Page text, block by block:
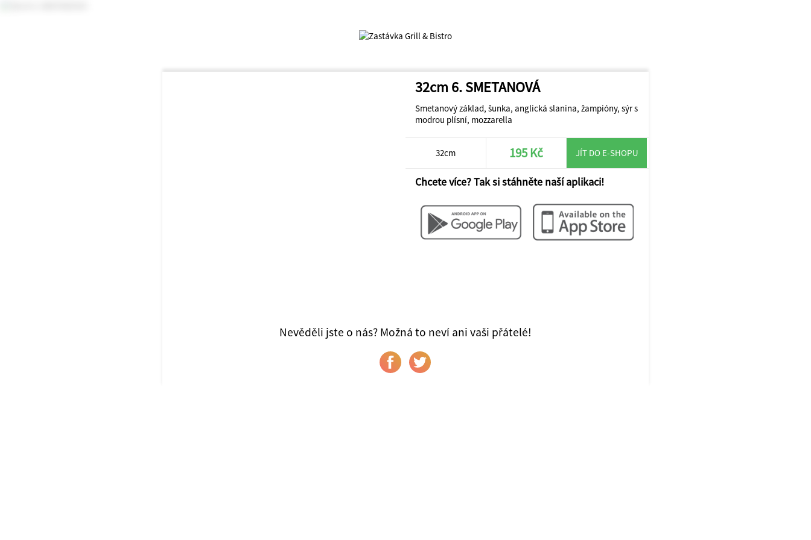
32cm 6. SMETANOVÁ
Smetanový základ, šunka, anglická slanina, žampióny, sýr s
modrou plísní, mozzarella
32cm 195 Kč JÍT DO E-SHOPU
Chcete více? Tak si stáhněte naší aplikaci!
Nevěděli jste o nás? Možná to neví ani vaši přátelé!